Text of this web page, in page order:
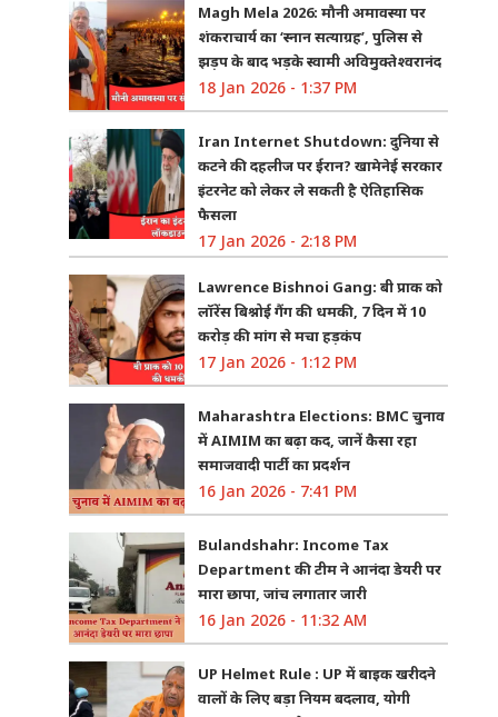
Magh Mela 2026: मौनी अमावस्या पर
शंकराचार्य का ‘स्नान सत्याग्रह’, पुलिस से
झड़प के बाद भड़के स्वामी अविमुक्तेश्वरानंद
18 Jan 2026 - 1:37 PM
Iran Internet Shutdown: दुनिया से
कटने की दहलीज पर ईरान? खामेनेई सरकार
इंटरनेट को लेकर ले सकती है ऐतिहासिक
फैसला
17 Jan 2026 - 2:18 PM
Lawrence Bishnoi Gang: बी प्राक को
लॉरेंस बिश्नोई गैंग की धमकी, 7 दिन में 10
करोड़ की मांग से मचा हड़कंप
17 Jan 2026 - 1:12 PM
Maharashtra Elections: BMC चुनाव
में AIMIM का बढ़ा कद, जानें कैसा रहा
समाजवादी पार्टी का प्रदर्शन
16 Jan 2026 - 7:41 PM
Bulandshahr: Income Tax
Department की टीम ने आनंदा डेयरी पर
मारा छापा, जांच लगातार जारी
16 Jan 2026 - 11:32 AM
UP Helmet Rule : UP में बाइक खरीदने
वालों के लिए बड़ा नियम बदलाव, योगी